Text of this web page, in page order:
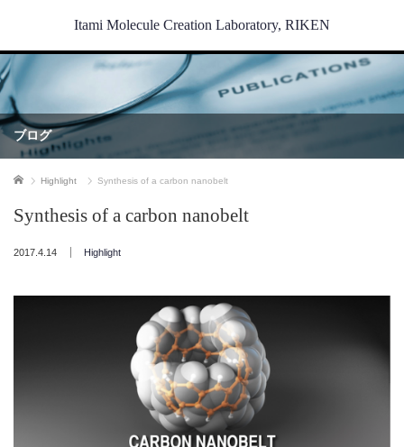
Itami Molecule Creation Laboratory, RIKEN
ブログ
ホーム Highlight Synthesis of a carbon nanobelt
Synthesis of a carbon nanobelt
2017.4.14 Highlight